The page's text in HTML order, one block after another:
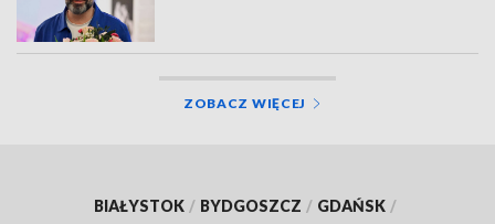
ZOBACZ WIĘCEJ
BIAŁYSTOK / BYDGOSZCZ / GDAŃSK /